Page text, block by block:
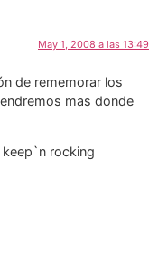
May 1, 2008 a las 13:49
de rememorar los
mas donde
keep`n rocking